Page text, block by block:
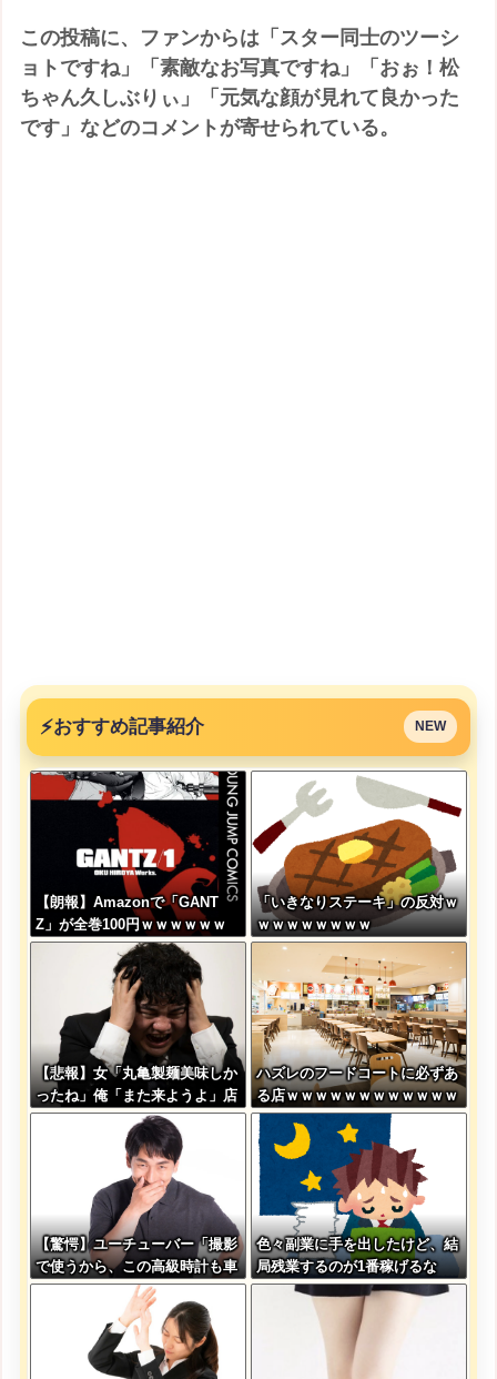
この投稿に、ファンからは「スター同士のツーシ
ョトですね」「素敵なお写真ですね」「おぉ！松
ちゃん久しぶりぃ」「元気な顔が見れて良かった
です」などのコメントが寄せられている。
⚡おすすめ記事紹介 NEW
【朗報】Amazonで「GANT
Z」が全巻100円ｗｗｗｗｗｗ
ｗｗｗｗ
「いきなりステーキ」の反対ｗ
ｗｗｗｗｗｗｗｗ
【悲報】女「丸亀製麺美味しか
ったね」俺「また来ようよ」店
員「お会計2380円になりまー
す」→その後『こう』なったん
だが俺悪くないよ
な？？？？？？？？
ハズレのフードコートに必ずあ
る店ｗｗｗｗｗｗｗｗｗｗｗｗ
【驚愕】ユーチューバー「撮影
で使うから、この高級時計も車
もぜ～んぶ経費でタダ！ｗ」←
まさかコレ本気にしてる奴なん
ておらんよな？よな？w w w w
w w w w w w w
色々副業に手を出したけど、結
局残業するのが1番稼げるな